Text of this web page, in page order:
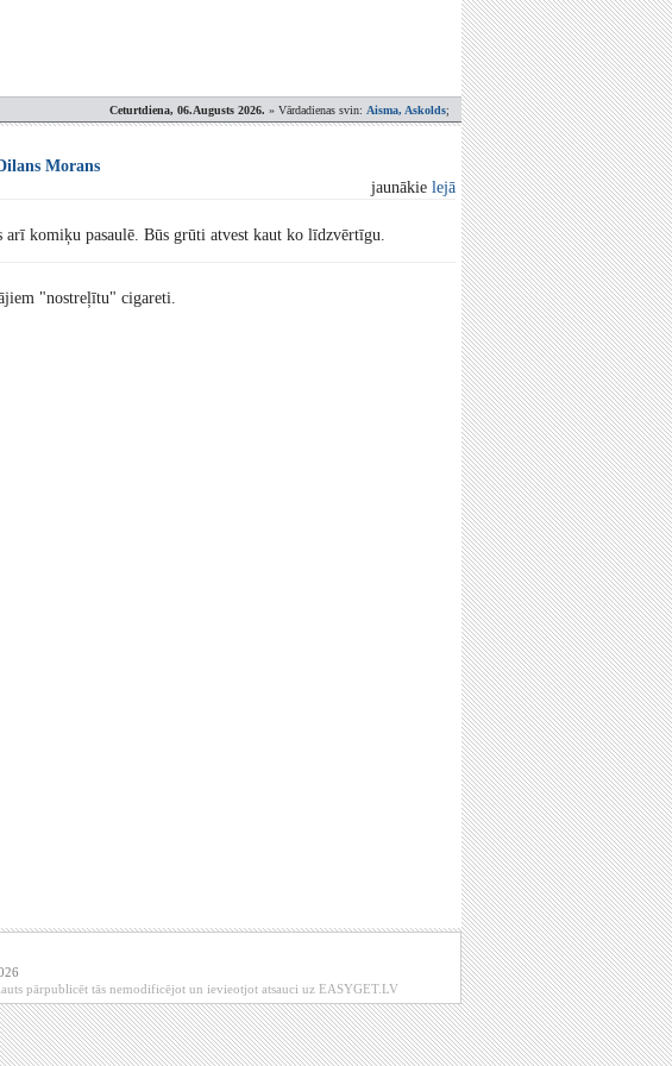
Ceturtdiena, 06.Augusts 2026. » Vārdadienas svin: Aisma, Askolds;
Morans
jaunākie lejā
komiķu pasaulē. Būs grūti atvest kaut ko līdzvērtīgu.
"nostreļītu" cigareti.
pārpublicēt tās nemodificējot un ievieotjot atsauci uz EASYGET.LV